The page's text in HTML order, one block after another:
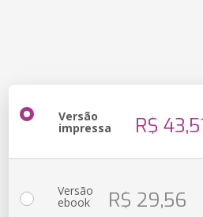
Versão
impressa R$
Versão
ebook R$ 29,56